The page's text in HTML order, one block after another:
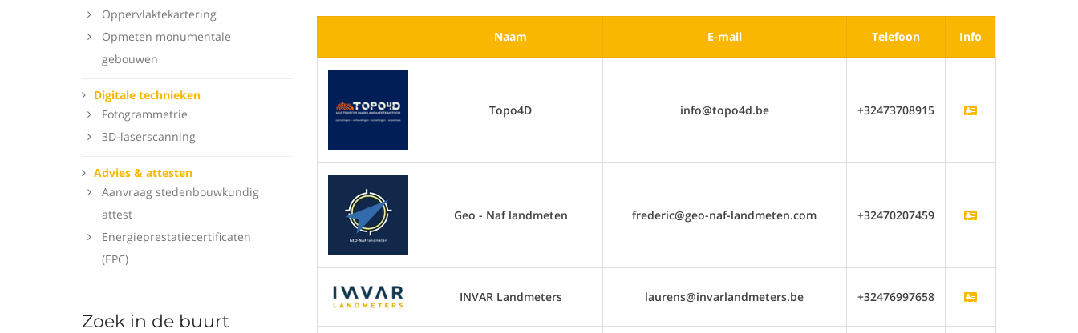
Oppervlaktekartering
Opmeten monumentale
gebouwen
Digitale technieken
Fotogrammetrie
3D-laserscanning
Advies & attesten
Aanvraag stedenbouwkundig
attest
Energieprestatiecertificaten
(EPC)
Zoek in de buurt
Naam E-mail Telefoon Info
Topo4D info@topo4d.be +32473708915
Geo - Naf landmeten frederic@geo-naf-landmeten.com +32470207459
INVAR Landmeters laurens@invarlandmeters.be +32476997658